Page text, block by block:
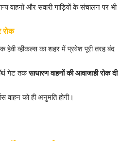
वाहनों और सवारी गाड़ियों के संचालन पर भी
रोक
व्हीकल्स का शहर में प्रवेश पूरी तरह बंद
गेट तकसाधारण वाहनों की आवाजाही रोक दी
को ही अनुमति होगी।